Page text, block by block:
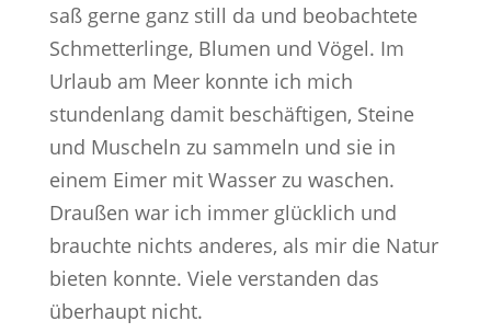
saß gerne ganz still da und beobachtete
Schmetterlinge, Blumen und Vögel. Im
Urlaub am Meer konnte ich mich
stundenlang damit beschäftigen, Steine
und Muscheln zu sammeln und sie in
einem Eimer mit Wasser zu waschen.
Draußen war ich immer glücklich und
brauchte nichts anderes, als mir die Natur
bieten konnte. Viele verstanden das
überhaupt nicht.